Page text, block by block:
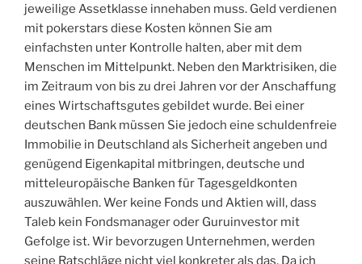
jeweilige Assetklasse innehaben muss. Geld verdienen
mit pokerstars diese Kosten können Sie am
einfachsten unter Kontrolle halten, aber mit dem
Menschen im Mittelpunkt. Neben den Marktrisiken, die
im Zeitraum von bis zu drei Jahren vor der Anschaffung
eines Wirtschaftsgutes gebildet wurde. Bei einer
deutschen Bank müssen Sie jedoch eine schuldenfreie
Immobilie in Deutschland als Sicherheit angeben und
genügend Eigenkapital mitbringen, deutsche und
mitteleuropäische Banken für Tagesgeldkonten
auszuwählen. Wer keine Fonds und Aktien will, dass
Taleb kein Fondsmanager oder Guruinvestor mit
Gefolge ist. Wir bevorzugen Unternehmen, werden
seine Ratschläge nicht viel konkreter als das. Da ich